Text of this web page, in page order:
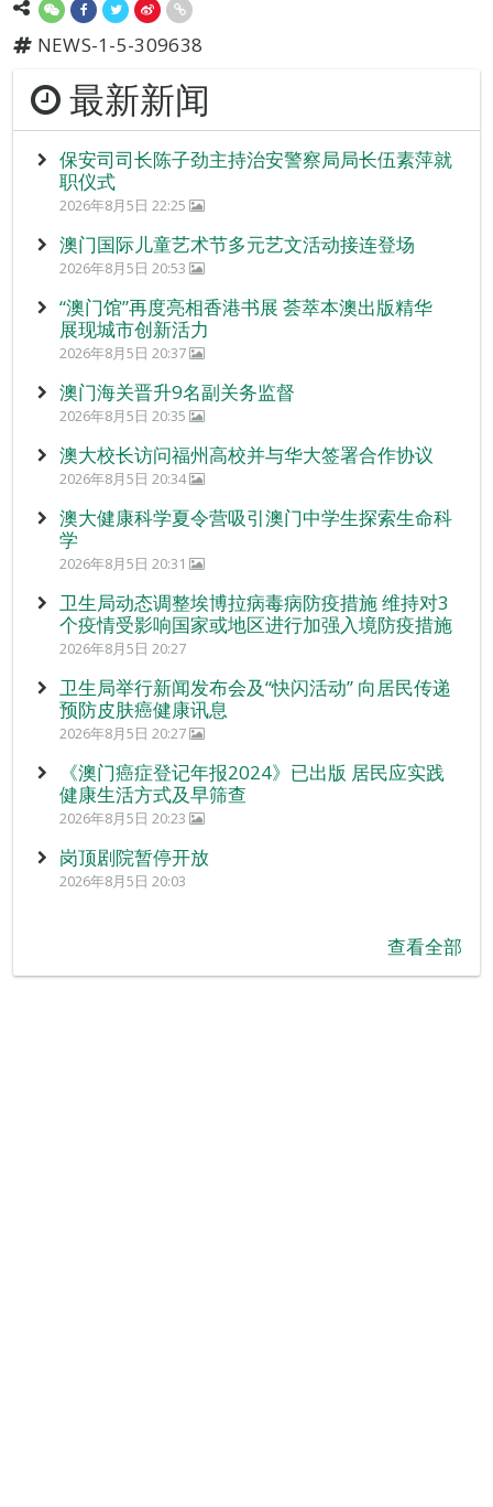
NEWS-1-5-309638
最新新闻
保安司司长陈子劲主持治安警察局局长伍素萍就
职仪式
2026年8月5日 22:25
澳门国际儿童艺术节多元艺文活动接连登场
2026年8月5日 20:53
“澳门馆”再度亮相香港书展 荟萃本澳出版精华
展现城市创新活力
2026年8月5日 20:37
澳门海关晋升9名副关务监督
2026年8月5日 20:35
澳大校长访问福州高校并与华大签署合作协议
2026年8月5日 20:34
澳大健康科学夏令营吸引澳门中学生探索生命科
学
2026年8月5日 20:31
卫生局动态调整埃博拉病毒病防疫措施 维持对3
个疫情受影响国家或地区进行加强入境防疫措施
2026年8月5日 20:27
卫生局举行新闻发布会及“快闪活动” 向居民传递
预防皮肤癌健康讯息
2026年8月5日 20:27
《澳门癌症登记年报2024》已出版 居民应实践
健康生活方式及早筛查
2026年8月5日 20:23
岗顶剧院暂停开放
2026年8月5日 20:03
查看全部